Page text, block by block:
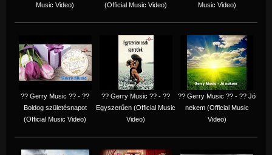
Music Video)
(Official Music Video)
Music Video)
?? Gerry Music ?? - ??
Boldog születésnapot
(Official Music Video)
?? Gerry Music ?? - ??
Egyszerűen (Official Music
Video)
?? Gerry Music ?? - ?? Jó
nekem (Official Music
Video)